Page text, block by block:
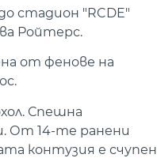
стадион "RCDE"
Ройтерс.
от фенове на
Спешна
От 14-те ранени
контузия е счупен